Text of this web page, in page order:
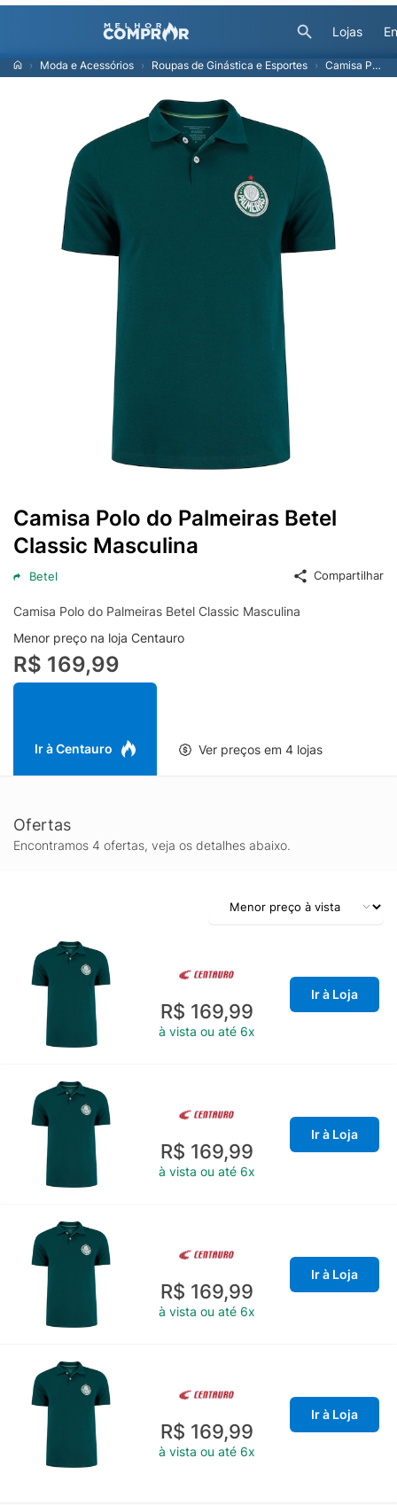
Lojas
Moda e Acessórios Roupas de Ginástica e Esportes Camisa Polo do Palmeiras Betel Classic Masculina
Camisa Polo do Palmeiras Betel
Classic Masculina
Betel Compartilhar
Camisa Polo do Palmeiras Betel Classic Masculina
Menor preço na loja Centauro
R$ 169,99
Ir à Centauro Ver preços em 4 lojas
Ofertas
Encontramos 4 ofertas, veja os detalhes abaixo.
R$ 169,99
à vista ou até 6x
Ir à Loja
R$ 169,99
à vista ou até 6x
Ir à Loja
R$ 169,99
à vista ou até 6x
Ir à Loja
R$ 169,99
à vista ou até 6x
Ir à Loja